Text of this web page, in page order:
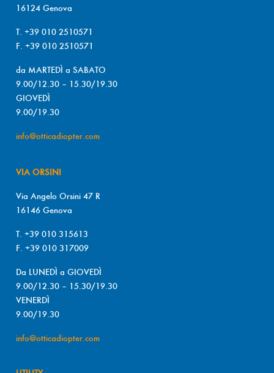
16124 Genova
T. +39 010 2510571
F. +39 010 2510571
da MARTEDÌ a SABATO
9.00/12.30 – 15.30/19.30
GIOVEDÌ
9.00/19.30
info@otticadiopter.com
VIA ORSINI
Via Angelo Orsini 47 R
16146 Genova
T. +39 010 315613
F. +39 010 317009
Da LUNEDÌ a GIOVEDÌ
9.00/12.30 – 15.30/19.30
VENERDÌ
9.00/19.30
info@otticadiopter.com